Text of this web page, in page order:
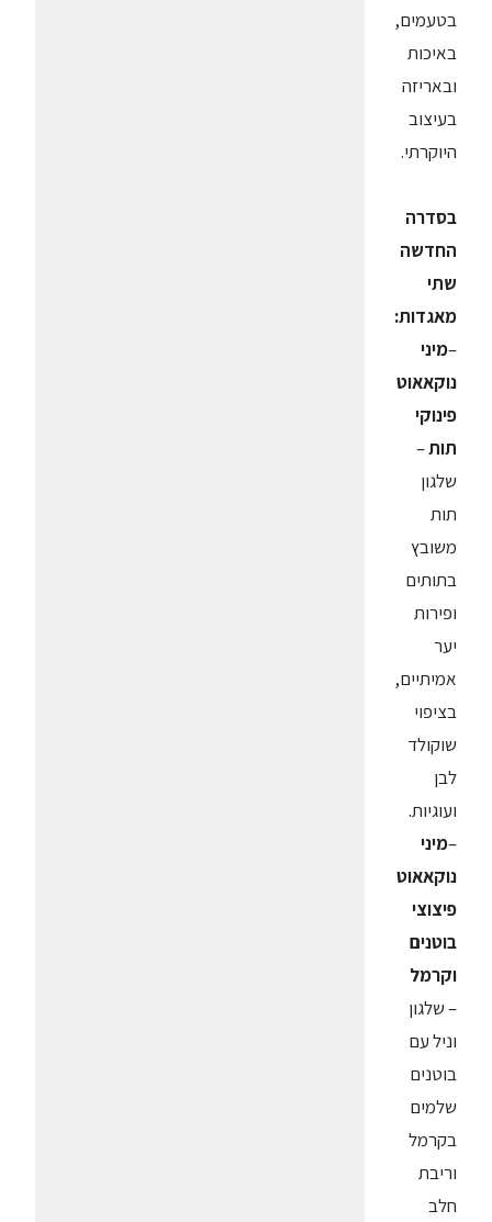
בטעמים,
באיכות
ובאריזה
בעיצוב
היוקרתי.
בסדרה
החדשה
שתי
מאגדות:
–מיני
נוקאאוט
פינוקי
תות–
שלגון
תות
משובץ
בתותים
ופירות
יער
אמיתיים,
בציפוי
שוקולד
לבן
ועוגיות.
–מיני
נוקאאוט
פיצוצי
בוטנים
וקרמל
– שלגון
וניל עם
בוטנים
שלמים
בקרמל
וריבת
חלב